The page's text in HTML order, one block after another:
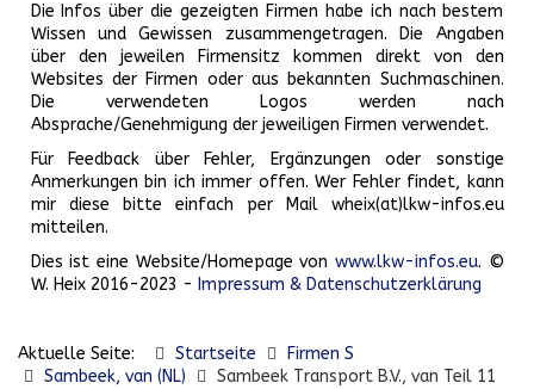
Die Infos über die gezeigten Firmen habe ich nach bestem
Wissen und Gewissen zusammengetragen. Die Angaben
über den jeweilen Firmensitz kommen direkt von den
Websites der Firmen oder aus bekannten Suchmaschinen.
Die verwendeten Logos werden nach
Absprache/Genehmigung der jeweiligen Firmen verwendet.
Für Feedback über Fehler, Ergänzungen oder sonstige
Anmerkungen bin ich immer offen. Wer Fehler findet, kann
mir diese bitte einfach per Mail wheix(at)lkw-infos.eu
mitteilen.
Dies ist eine Website/Homepage von www.lkw-infos.eu. ©
W. Heix 2016-2023 - Impressum & Datenschutzerklärung
Aktuelle Seite: Startseite
Firmen S
Sambeek, van (NL)
Sambeek Transport B.V., van Teil 11